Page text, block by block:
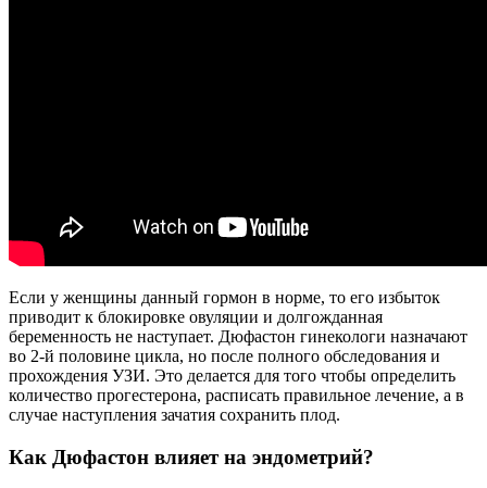
Если у женщины данный гормон в норме, то его избыток
приводит к блокировке овуляции и долгожданная
беременность не наступает. Дюфастон гинекологи назначают
во 2-й половине цикла, но после полного обследования и
прохождения УЗИ. Это делается для того чтобы определить
количество прогестерона, расписать правильное лечение, а в
случае наступления зачатия сохранить плод.
Как Дюфастон влияет на эндометрий?